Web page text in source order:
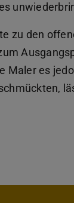
zu den
Maler es